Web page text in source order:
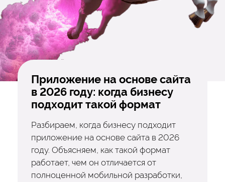
Приложение на основе сайта
в 2026 году: когда бизнесу
подходит такой формат
Разбираем, когда бизнесу подходит
приложение на основе сайта в 2026
году. Объясняем, как такой формат
работает, чем он отличается от
полноценной мобильной разработки,